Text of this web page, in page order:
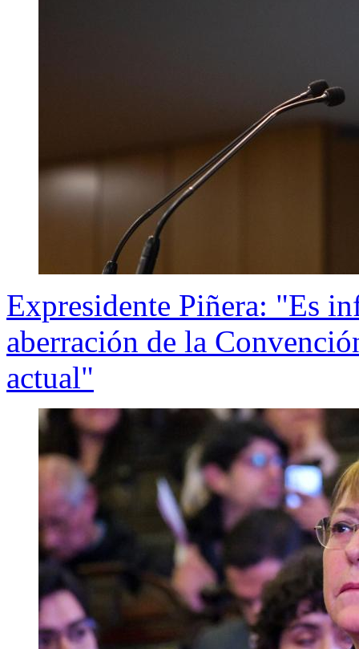
Expresidente Piñera: "Es
aberración de la
actual"